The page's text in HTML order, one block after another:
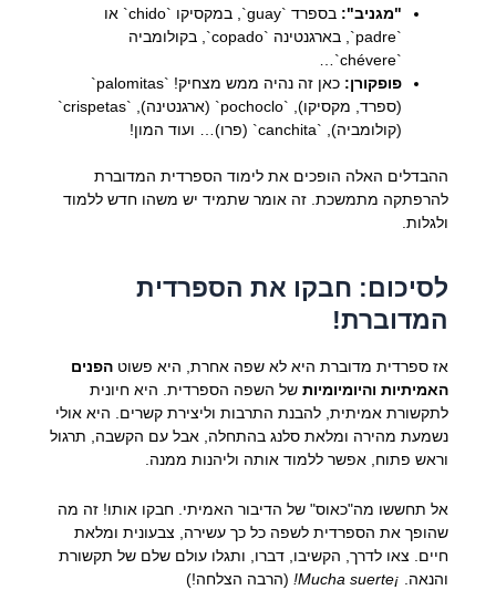
"מגניב":
בספרד `guay`, במקסיקו `chido` או
`padre`, בארגנטינה `copado`, בקולומביה
`chévere`…
פופקורן:
כאן זה נהיה ממש מצחיק! `palomitas`
(ספרד, מקסיקו), `pochoclo` (ארגנטינה), `crispetas`
(קולומביה), `canchita` (פרו)… ועוד המון!
ההבדלים האלה הופכים את לימוד הספרדית המדוברת
להרפתקה מתמשכת. זה אומר שתמיד יש משהו חדש ללמוד
ולגלות.
לסיכום: חבקו את הספרדית
המדוברת!
אז ספרדית מדוברת היא לא שפה אחרת, היא פשוט הפנים
האמיתיות והיומיומיותשל השפה הספרדית. היא חיונית
לתקשורת אמיתית, להבנת התרבות וליצירת קשרים. היא אולי
נשמעת מהירה ומלאת סלנג בהתחלה, אבל עם הקשבה, תרגול
וראש פתוח, אפשר ללמוד אותה וליהנות ממנה.
אל תחששו מה"כאוס" של הדיבור האמיתי. חבקו אותו! זה מה
שהופך את הספרדית לשפה כל כך עשירה, צבעונית ומלאת
חיים. צאו לדרך, הקשיבו, דברו, ותגלו עולם שלם של תקשורת
והנאה. ¡Mucha suerte! (הרבה הצלחה!)